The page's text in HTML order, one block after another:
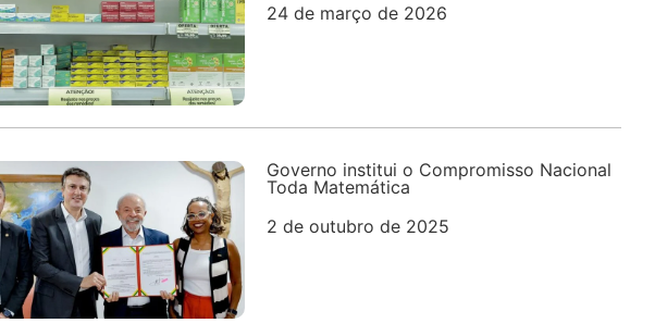
24 de março de 2026
Governo institui o Compromisso Nacional
Toda Matemática
2 de outubro de 2025